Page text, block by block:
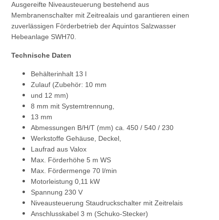
Ausgereifte Niveausteuerung bestehend aus
Membranenschalter mit Zeitrealais und garantieren einen
zuverlässigen Förderbetrieb der Aquintos Salzwasser
Hebeanlage SWH70.
Technische Daten
Behälterinhalt 13 l
Zulauf (Zubehör: 10 mm
und 12 mm)
8 mm mit Systemtrennung,
13 mm
Abmessungen B/H/T (mm) ca. 450 / 540 / 230
Werkstoffe Gehäuse, Deckel,
Laufrad aus Valox
Max. Förderhöhe 5 m WS
Max. Fördermenge 70 l/min
Motorleistung 0,11 kW
Spannung 230 V
Niveausteuerung Staudruckschalter mit Zeitrelais
Anschlusskabel 3 m (Schuko-Stecker)